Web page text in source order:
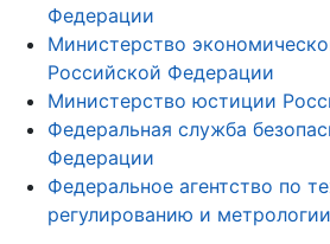
Федерации
Министерство
Российской Федерации
Министерство юстиции
Федеральная служба
Федерации
Федеральное агентство по
регулированию и метрологии